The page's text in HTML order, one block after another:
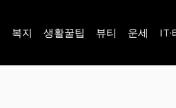
복지 생활꿀팁 뷰티 운세 IT·